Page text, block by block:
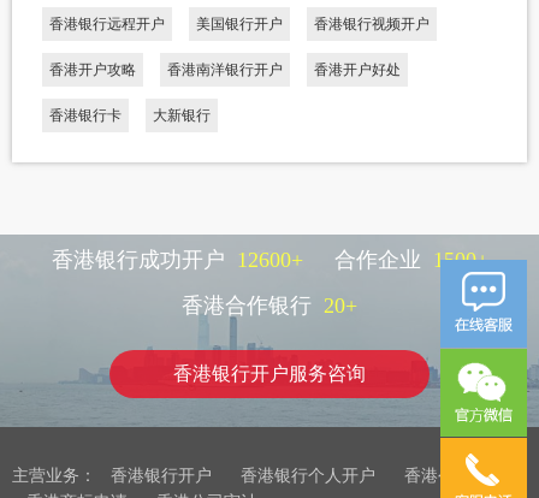
香港银行远程开户 美国银行开户 香港银行视频开户
香港开户攻略 香港南洋银行开户 香港开户好处
香港银行卡 大新银行
香港银行成功开户 12600+ 合作企业 1500+
香港合作银行 20+
香港银行开户服务咨询
主营业务： 香港银行开户 香港银行个人开户
香港公司注册